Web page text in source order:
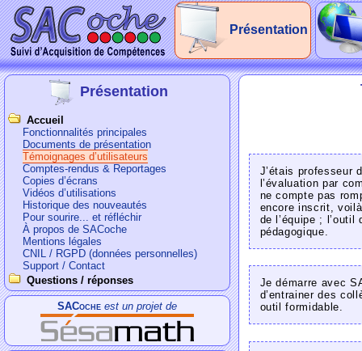
Présentation
Présentation
Accueil
Fonctionnalités principales
Documents de présentation
Témoignages d’utilisateurs
Comptes-rendus & Reportages
Copies d’écrans
Vidéos d’utilisations
Historique des nouveautés
Pour sourire... et réfléchir
À propos de SACoche
Mentions légales
CNIL / RGPD (données personnelles)
Support / Contact
Questions / réponses
SACoche est un projet de
J’étais professeur
l’évaluation par
ne compte pas
encore inscrit,
de l’équipe ;
pédagogique.
Je démarre avec
d’entrainer des
outil formidable.